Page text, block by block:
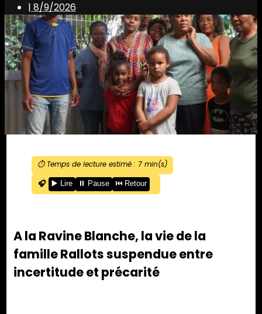
| 8/9/2026
⏱️ Temps de lecture estimé : 7min(s)
🎧
▶️ Lire ⏸️ Pause ⏮️ Retour
A la Ravine Blanche, la vie de la
famille Rallots suspendue entre
incertitude et précarité